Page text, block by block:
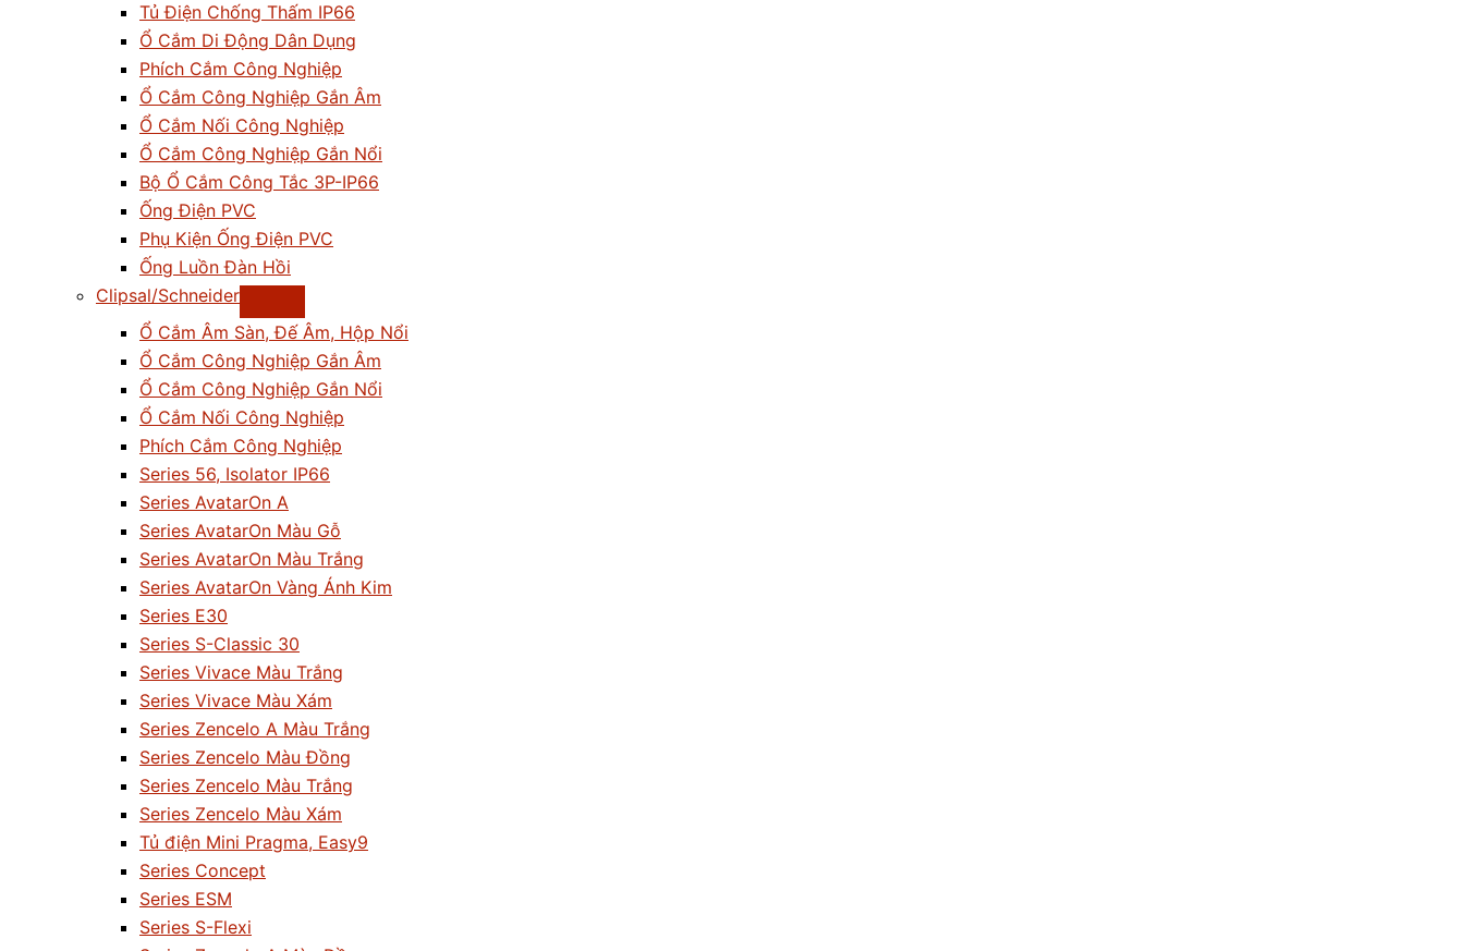
Tủ Điện Chống Thấm IP66
Ổ Cắm Di Động Dân Dụng
Phích Cắm Công Nghiệp
Ổ Cắm Công Nghiệp Gắn Âm
Ổ Cắm Nối Công Nghiệp
Ổ Cắm Công Nghiệp Gắn Nổi
Bộ Ổ Cắm Công Tắc 3P-IP66
Ống Điện PVC
Phụ Kiện Ống Điện PVC
Ống Luồn Đàn Hồi
Clipsal/Schneider
Ổ Cắm Âm Sàn, Đế Âm, Hộp Nổi
Ổ Cắm Công Nghiệp Gắn Âm
Ổ Cắm Công Nghiệp Gắn Nổi
Ổ Cắm Nối Công Nghiệp
Phích Cắm Công Nghiệp
Series 56, Isolator IP66
Series AvatarOn A
Series AvatarOn Màu Gỗ
Series AvatarOn Màu Trắng
Series AvatarOn Vàng Ánh Kim
Series E30
Series S-Classic 30
Series Vivace Màu Trắng
Series Vivace Màu Xám
Series Zencelo A Màu Trắng
Series Zencelo Màu Đồng
Series Zencelo Màu Trắng
Series Zencelo Màu Xám
Tủ điện Mini Pragma, Easy9
Series Concept
Series ESM
Series S-Flexi